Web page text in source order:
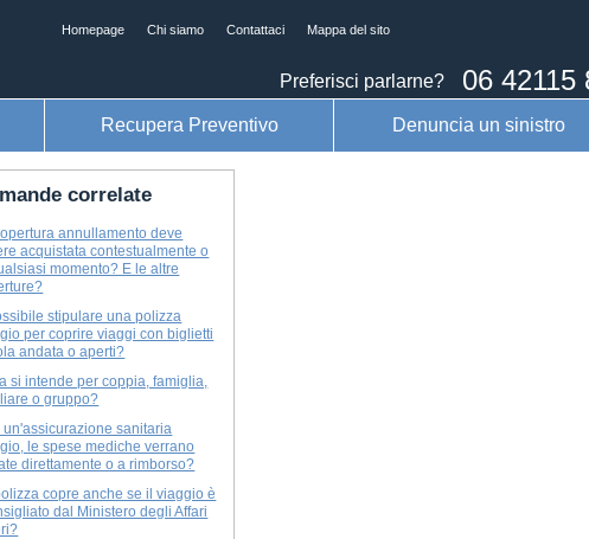
Homepage Chi siamo Contattaci Mappa del sito
06 42115
Preferisci parlarne?
Recupera Preventivo Denuncia un sinistro
correlate
annullamento deve
acquistata contestualmente o
momento? E le altre
stipulare una polizza
per coprire viaggi con biglietti
andata o aperti?
si intende per coppia, famiglia,
o gruppo?
un'assicurazione sanitaria
le spese mediche verrano
direttamente o a rimborso?
copre anche se il viaggio è
dal Ministero degli Affari